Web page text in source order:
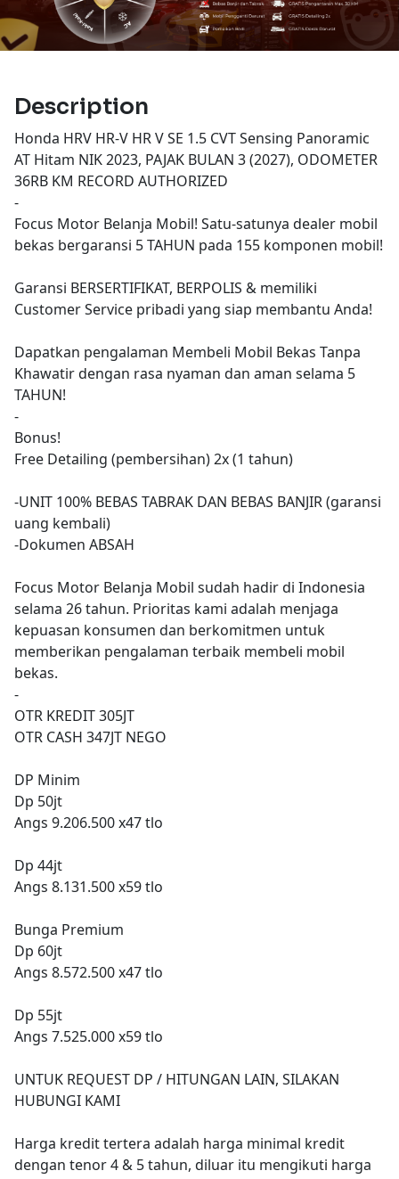
Description
Honda HRV HR-V HR V SE 1.5 CVT Sensing Panoramic
AT Hitam NIK 2023, PAJAK BULAN 3 (2027), ODOMETER
36RB KM RECORD AUTHORIZED
-
Focus Motor Belanja Mobil! Satu-satunya dealer mobil
bekas bergaransi 5 TAHUN pada 155 komponen mobil!
Garansi BERSERTIFIKAT, BERPOLIS & memiliki
Customer Service pribadi yang siap membantu Anda!
Dapatkan pengalaman Membeli Mobil Bekas Tanpa
Khawatir dengan rasa nyaman dan aman selama 5
TAHUN!
-
Bonus!
Free Detailing (pembersihan) 2x (1 tahun)
-UNIT 100% BEBAS TABRAK DAN BEBAS BANJIR (garansi
uang kembali)
-Dokumen ABSAH
Focus Motor Belanja Mobil sudah hadir di Indonesia
selama 26 tahun. Prioritas kami adalah menjaga
kepuasan konsumen dan berkomitmen untuk
memberikan pengalaman terbaik membeli mobil
bekas.
-
OTR KREDIT 305JT
OTR CASH 347JT NEGO
DP Minim
Dp 50jt
Angs 9.206.500 x47 tlo
Dp 44jt
Angs 8.131.500 x59 tlo
Bunga Premium
Dp 60jt
Angs 8.572.500 x47 tlo
Dp 55jt
Angs 7.525.000 x59 tlo
UNTUK REQUEST DP / HITUNGAN LAIN, SILAKAN
HUBUNGI KAMI
Harga kredit tertera adalah harga minimal kredit
dengan tenor 4 & 5 tahun, diluar itu mengikuti harga